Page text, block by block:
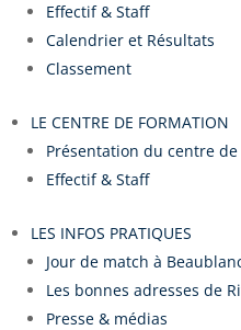
Effectif & Staff
Calendrier et Résultats
Classement
LE CENTRE DE FORMATION
Présentation du centre
Effectif & Staff
LES INFOS PRATIQUES
Jour de match à
Les bonnes adresses de
Presse & médias